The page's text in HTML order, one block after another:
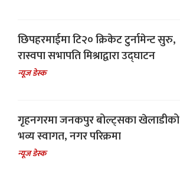
छिपहरमाईमा टि२० क्रिकेट टुर्नामेन्ट सुरु,
रास्वपा सभापति मिश्राद्वारा उद्घाटन
न्यूज डेस्क
गृहनगरमा जनकपुर बोल्ट्सका खेलाडीको
भव्य स्वागत, नगर परिक्रमा
न्यूज डेस्क